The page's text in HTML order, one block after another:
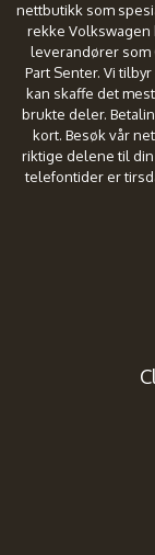
nettbutikk som
rekke Volkswagen
leverandører som
Part Senter. Vi
kan skaffe det
brukte deler.
kort. Besøk vår
riktige delene til
telefontider er